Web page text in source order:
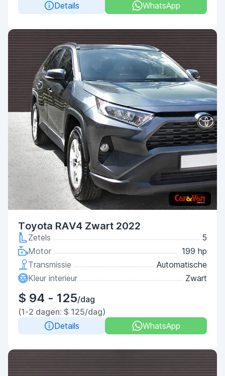
Details
WhatsApp
Toyota RAV4 Zwart 2022
Zetels
5
Motor
199 hp
Transmissie
Automatische
Kleur interieur
Zwart
$ 94 - 125/dag
(1-2 dagen: $ 125/dag)
Details
WhatsApp